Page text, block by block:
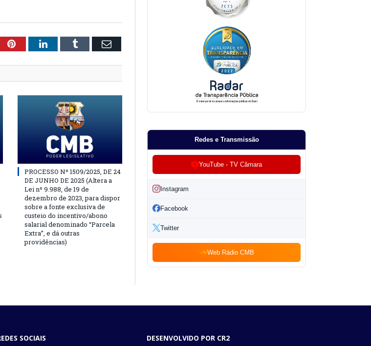
PinterestLinkedInTumblr Email
PROCESSO Nº 1509/2025, DE 24
DE JUNHO DE 2025 (Altera a
Lei nº 9.988, de 19 de
dezembro de 2023, para dispor
sobre a fonte exclusiva de
custeio do incentivo/abono
salarial denominado “Parcela
Extra”, e dá outras
providências)
Redes e Transmissão
YouTube - TV Câmara
Instagram
Facebook
Twitter
Web Rádio CMB
SOCIAIS DESENVOLVIDO POR CR2